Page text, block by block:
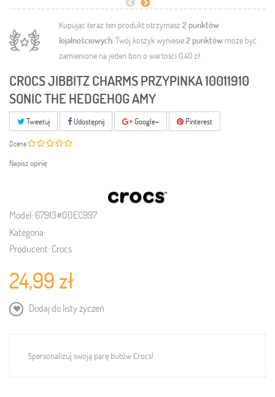
Kupując teraz ten produkt otrzymasz 2punktów
lojalnościowych. Twój koszyk wyniesie2punktów może być
zamienione na jeden bon o wartości 0,40 zł.
CROCS JIBBITZ CHARMS PRZYPINKA 10011910
SONIC THE HEDGEHOG AMY
Tweetuj Udostępnij Google+ Pinterest
Ocena
Napisz opinię
Model: 67913#00EC997
Kategoria:
Producent: Crocs
24,99 zł
Dodaj do listy życzeń
Spersonalizuj swoją parę butów Crocs!